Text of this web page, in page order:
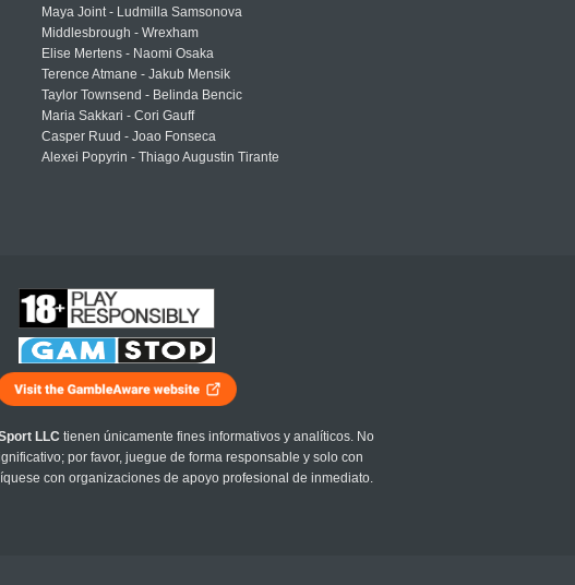
Maya Joint - Ludmilla Samsonova
Middlesbrough - Wrexham
Elise Mertens - Naomi Osaka
Terence Atmane - Jakub Mensik
Taylor Townsend - Belinda Bencic
Maria Sakkari - Cori Gauff
Casper Ruud - Joao Fonseca
Alexei Popyrin - Thiago Augustin Tirante
LLC tienen únicamente fines informativos y analíticos. No
por favor, juegue de forma responsable y solo con
con organizaciones de apoyo profesional de inmediato.